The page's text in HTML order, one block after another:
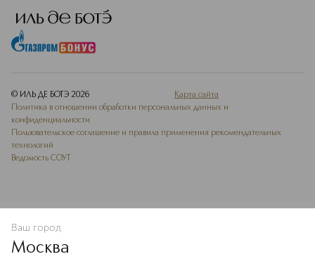
В КОРЗИНУ
© ИЛЬ ДЕ БОТЭ 2026
Карта сайта
Политика в отношении обработки персональных данных и
конфиденциальности
Пользовательское соглашение и правила применения рекомендательных
технологий
Ведомость СОУТ
Ваш город
Москва